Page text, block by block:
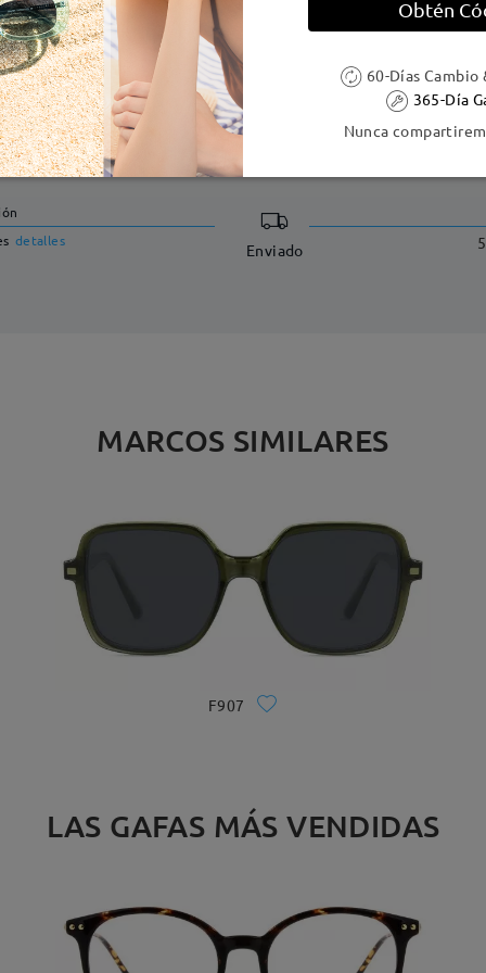
DELIVERY
detalles Enviado
MARCOS SIMILARES
F907
LAS GAFAS MÁS VENDIDAS
Obtén
60-Días
365-Día
Nunca